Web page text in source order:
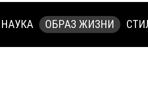
НАУКА ОБРАЗ ЖИЗНИ